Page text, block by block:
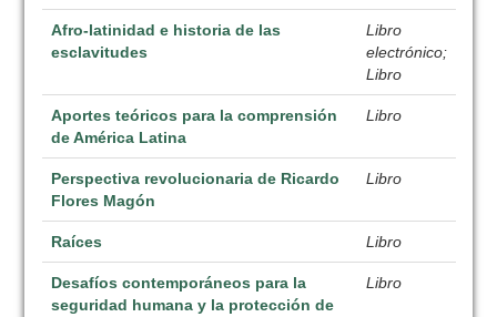
Afro-latinidad e historia de las
esclavitudes
Libro
electrónico;
Libro
Aportes teóricos para la comprensión
de América Latina
Libro
Perspectiva revolucionaria de Ricardo
Flores Magón
Libro
Raíces Libro
Desafíos contemporáneos para la
seguridad humana y la protección de
Libro